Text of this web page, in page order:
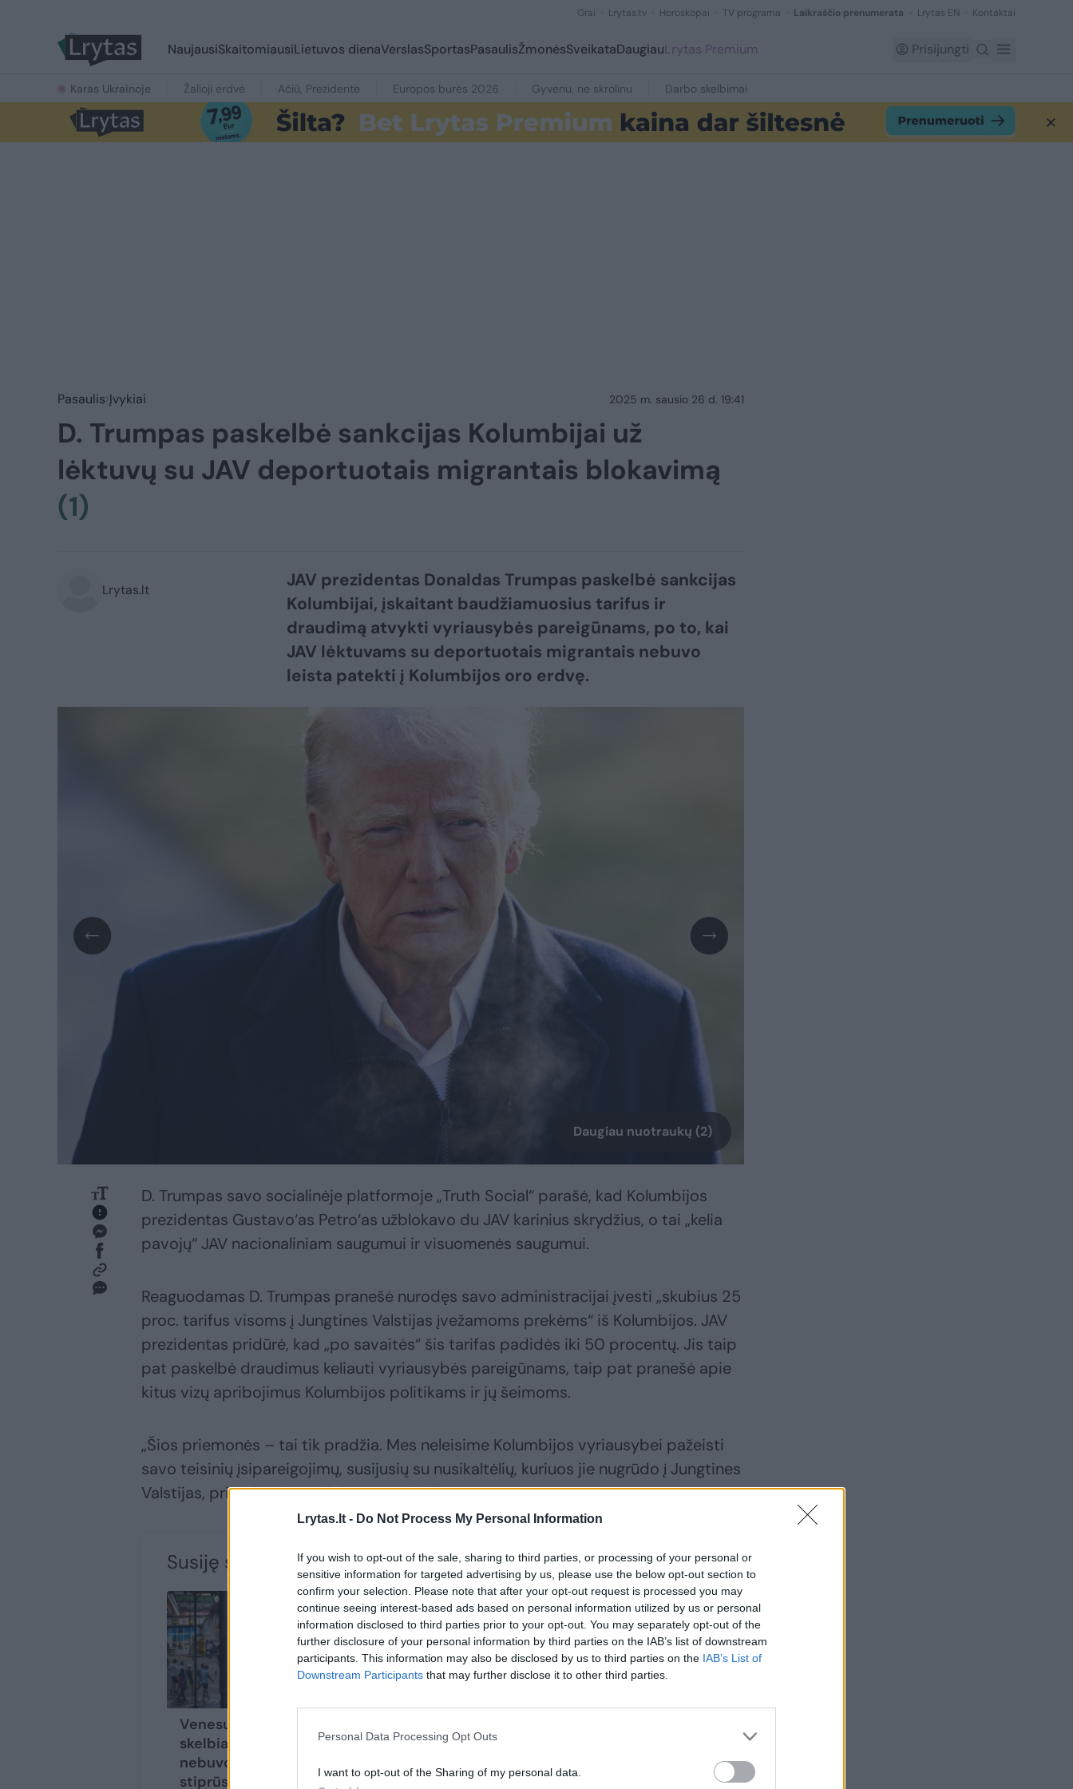
Lrytas.lt - Do Not Process My Personal Information
If you wish to opt-out of the sale, sharing to third parties, or processing of your personal or
sensitive information for targeted advertising by us, please use the below opt-out section to
confirm your selection. Please note that after your opt-out request is processed you may
continue seeing interest-based ads based on personal information utilized by us or personal
information disclosed to third parties prior to your opt-out. You may separately opt-out of the
further disclosure of your personal information by third parties on the IAB’s list of downstream
participants. This information may also be disclosed by us to third parties on the IAB’s List of
Downstream Participants that may further disclose it to other third parties.
Personal Data Processing Opt Outs
I want to opt-out of the Sharing of my personal data.
Orai Lrytas.tv Horoskopai TV programa Laikraščio prenumerata Lrytas EN Kontaktai
NaujausiSkaitomiausiLietuvos dienaVerslasSportasPasaulisŽmonėsSveikataDaugiauLrytas Premium Prisijungti
Karas Ukrainoje Žalioji erdvė Ačiū, Prezidente Europos burės 2026 Gyvenu, ne skrolinu Darbo skelbimai
Pasaulis Įvykiai 2025 m. sausio 26 d. 19:41
D. Trumpas paskelbė sankcijas Kolumbijai už
lėktuvų su JAV deportuotais migrantais blokavimą
(1)
Lrytas.lt
JAV prezidentas Donaldas Trumpas paskelbė sankcijas
Kolumbijai, įskaitant baudžiamuosius tarifus ir
draudimą atvykti vyriausybės pareigūnams, po to, kai
JAV lėktuvams su deportuotais migrantais nebuvo
leista patekti į Kolumbijos oro erdvę.
Daugiau nuotraukų (2)
D. Trumpas savo socialinėje platformoje „Truth Social“ parašė, kad Kolumbijos
prezidentas Gustavo‘as Petro‘as užblokavo du JAV karinius skrydžius, o tai „kelia
pavojų“ JAV nacionaliniam saugumui ir visuomenės saugumui.
Reaguodamas D. Trumpas pranešė nurodęs savo administracijai įvesti „skubius 25
proc. tarifus visoms į Jungtines Valstijas įvežamoms prekėms“ iš Kolumbijos. JAV
prezidentas pridūrė, kad „po savaitės“ šis tarifas padidės iki 50 procentų. Jis taip
pat paskelbė draudimus keliauti vyriausybės pareigūnams, taip pat pranešė apie
kitus vizų apribojimus Kolumbijos politikams ir jų šeimoms.
„Šios priemonės – tai tik pradžia. Mes neleisime Kolumbijos vyriausybei pažeisti
savo teisinių įsipareigojimų, susijusių su nusikaltėlių, kuriuos jie nugrūdo į Jungtines
Valstijas, priėmimu ir grąžinimu!“ – rašė jis.
Susiję straipsniai
Venesuelos opozicija
skelbia: „Dar niekada
nebuvome tokie
stiprūs“
Kiniją spaudžiant
vizų režimo lengvatas
Maduro, nepaisant